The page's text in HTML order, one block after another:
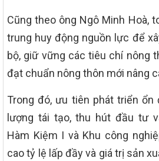
Cũng theo ông Ngô Minh Hoà,
trung huy động nguồn lực để
bộ, giữ vững các tiêu chí nông
đạt chuẩn nông thôn mới nâng
Trong đó, ưu tiên phát triển ổn
lượng tái tạo, thu hút đầu tư
Hàm Kiệm I và Khu công
cao tỷ lệ lấp đầy và giá trị sản